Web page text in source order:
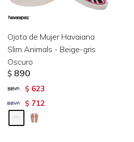
Ojota de Mujer Havaiana
Slim Animals - Beige-gris
Oscuro
$ 890
$ 623
$ 712